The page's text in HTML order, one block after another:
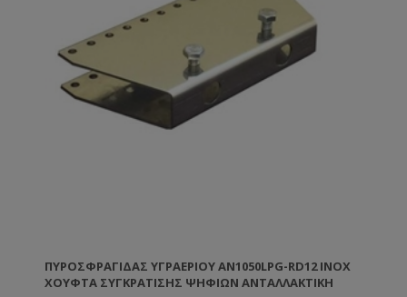
ΠΥΡΟΣΦΡΑΓΊΔΑΣ ΥΓΡΑΕΡΊΟΥ AN1050LPG-RD12 INOX
ΧΟΎΦΤΑ ΣΥΓΚΡΆΤΙΣΗΣ ΨΗΦΊΩΝ ΑΝΤΑΛΛΑΚΤΙΚΉ